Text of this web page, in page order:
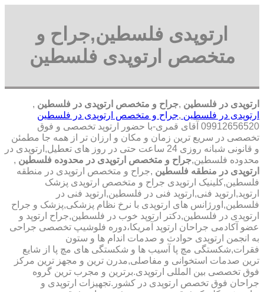
ارتوپدی فلسطین,جراح و
متخصص ارتوپدی فلسطین
ارتوپدی در فلسطین ,جراح و متخصص ارتوپدی در فلسطین ,
ارتوپدی در فلسطین ,جراح و متخصص ارتوپدی در فلسطین
09912656520 آقای قمری-با حضور ارتوپد تخصصی و فوق
تخصصی در سریع ترین زمان و مکان و ارزان تر از همه جا مطمئن
و قانونی شبانه روزی 24 ساعت حتی در روز های تعطیل,ارتوپدی در
محدوده فلسطین,جراح و متخصص ارتوپدی در محدوده فلسطین ,
ارتوپدی در منطقه فلسطین ,جراح و متخصص ارتوپدی در منطقه
فلسطین,کلینیک ارتوپدی جراح و متخصص ارتوپدی پزشک
ارتوپد,ارتوپد فنی,ارتوپد فنی در فلسطین,ارتوپد فنی در
فلسطین,اورژانس های ارتوپدی با نرخ نظام پزشکی,پزشک و جراح
ارتوپدی در فلسطین,دکتر ارتوپد خوب در فلسطین,جراح ارتوپد و
عضو آکادمی جراحان ارتوپد آمریکا،دوره فلوشیپ تخصصی جراحی
به انجمن ارتوپدی حوادث و صدمات اندام ها و ستون
فقرات,شکستگی مچ پا آسیب ها و شکستگی های مچ پا از شایع
ترین صدمات استخوانی و مفاصلی,مدرن ترین و مجهز ترین مرکز
فوق تخصصی بین المللی ارتوپدی.برترین ‏و ‏مجرب ‏ترین ‏گروه
‏جراحان ‏فوق ‏تخصص ‏ارتوپدی ‏در ‏کشور.تجهیزات ارتوپدی و